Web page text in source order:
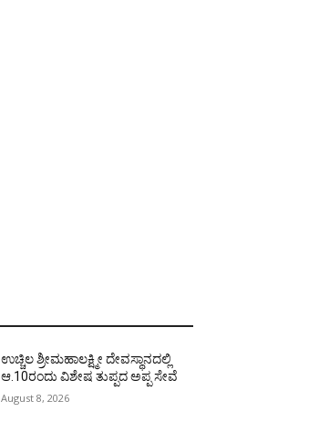
ಉಚ್ಚಿಲ ಶ್ರೀಮಹಾಲಕ್ಷ್ಮೀ ದೇವಸ್ಥಾನದಲ್ಲಿ
ಆ.10ರಂದು ವಿಶೇಷ ತುಪ್ಪದ ಅಪ್ಪ ಸೇವೆ
August 8, 2026